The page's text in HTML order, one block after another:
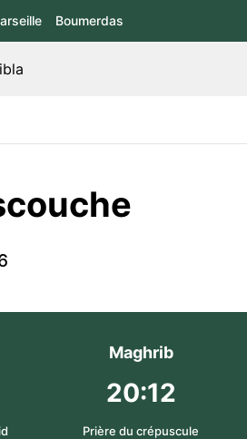
Boumerdas
Maghrib
20:12
Prière du crépuscule